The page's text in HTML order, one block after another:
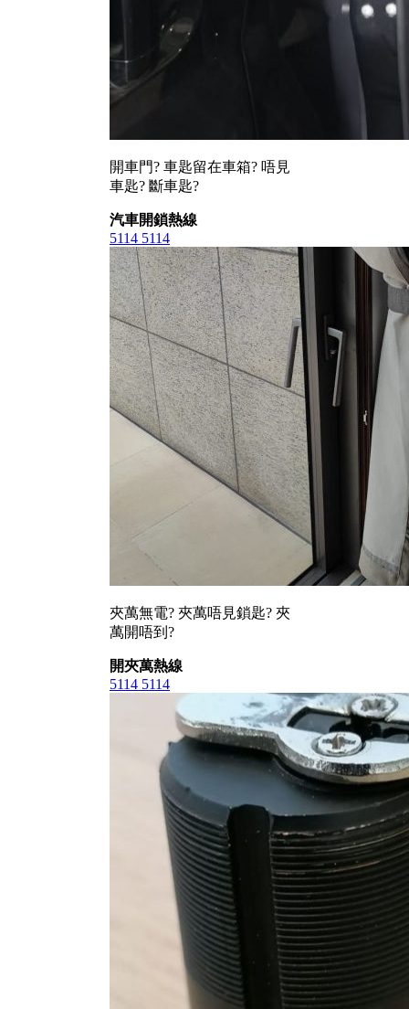
開車門? 車匙留在車箱? 唔見
車匙? 斷車匙?
汽車開鎖熱線
5114 5114
夾萬無電? 夾萬唔見鎖匙? 夾
萬開唔到?
開夾萬熱線
5114 5114